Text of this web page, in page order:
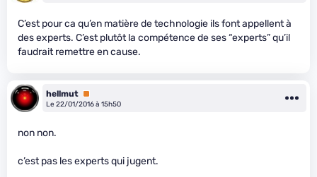
C’est pour ca qu’en matière de technologie ils font appellent à
des experts. C’est plutôt la compétence de ses “experts” qu’il
faudrait remettre en cause.
hellmut Premium
Le 22/01/2016 à 15h50
non non.
c’est pas les experts qui jugent.